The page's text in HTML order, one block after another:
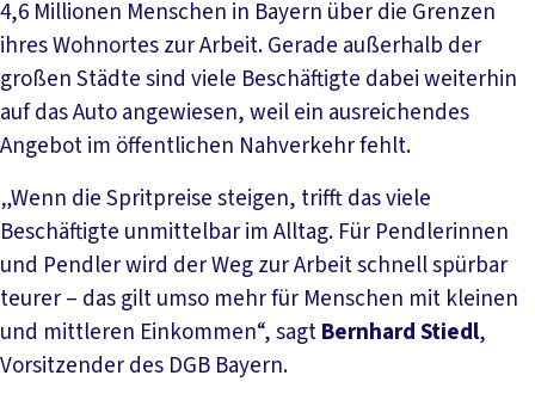
4,6 Millionen Menschen in Bayern über die Grenzen
ihres Wohnortes zur Arbeit. Gerade außerhalb der
großen Städte sind viele Beschäftigte dabei weiterhin
auf das Auto angewiesen, weil ein ausreichendes
Angebot im öffentlichen Nahverkehr fehlt.
„Wenn die Spritpreise steigen, trifft das viele
Beschäftigte unmittelbar im Alltag. Für Pendlerinnen
und Pendler wird der Weg zur Arbeit schnell spürbar
teurer – das gilt umso mehr für Menschen mit kleinen
und mittleren Einkommen“, sagtBernhard Stiedl,
Vorsitzender des DGB Bayern.